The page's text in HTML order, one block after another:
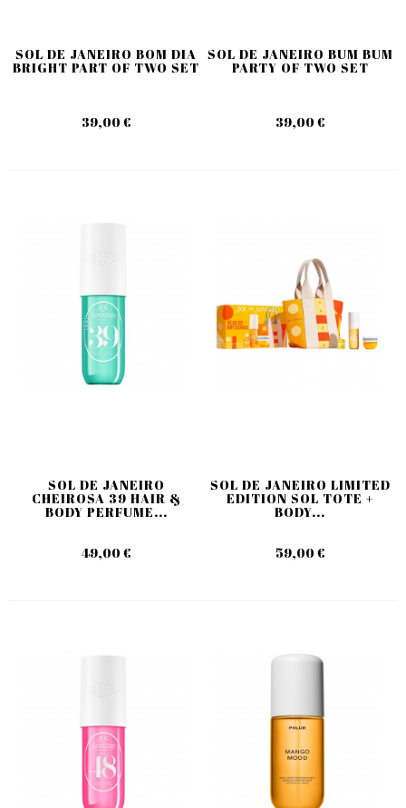
SOL DE JANEIRO BOM DIA
BRIGHT PART OF TWO SET
39,00 €
SOL DE JANEIRO BUM BUM
PARTY OF TWO SET
39,00 €
SOL DE JANEIRO
CHEIROSA 39 HAIR &
BODY PERFUME...
49,00 €
SOL DE JANEIRO LIMITED
EDITION SOL TOTE +
BODY...
59,00 €